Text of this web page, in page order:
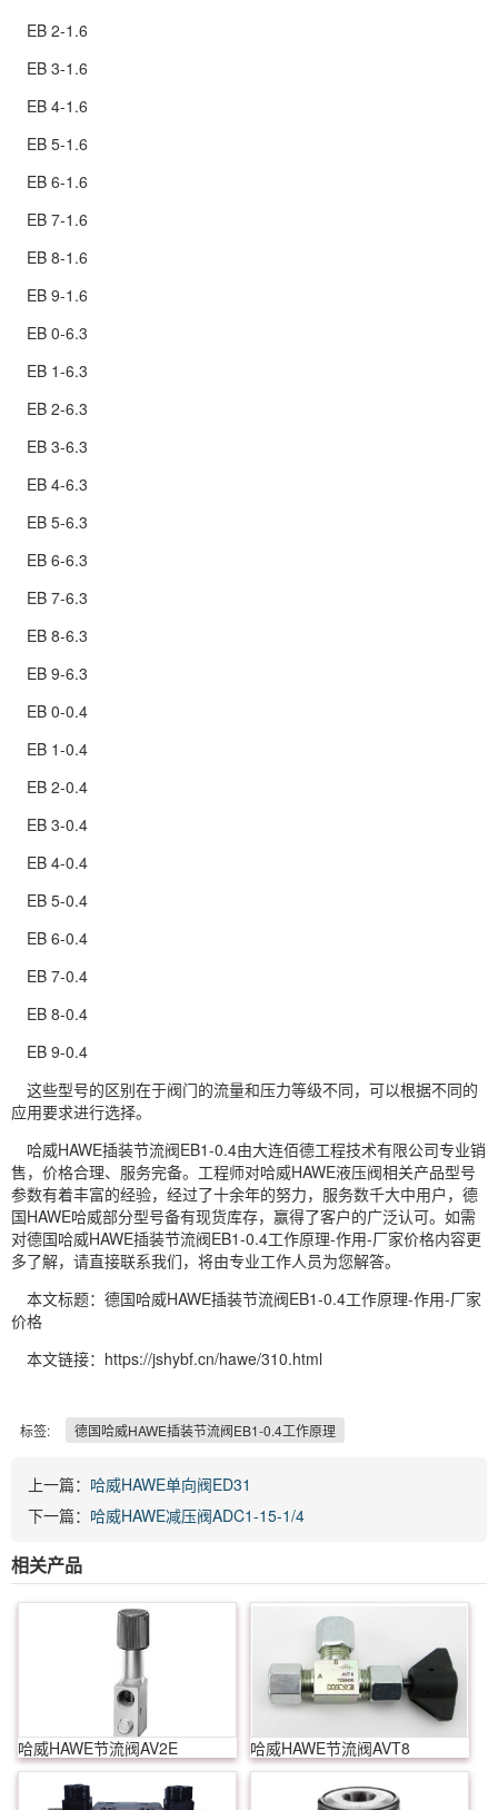
EB 2-1.6
EB 3-1.6
EB 4-1.6
EB 5-1.6
EB 6-1.6
EB 7-1.6
EB 8-1.6
EB 9-1.6
EB 0-6.3
EB 1-6.3
EB 2-6.3
EB 3-6.3
EB 4-6.3
EB 5-6.3
EB 6-6.3
EB 7-6.3
EB 8-6.3
EB 9-6.3
EB 0-0.4
EB 1-0.4
EB 2-0.4
EB 3-0.4
EB 4-0.4
EB 5-0.4
EB 6-0.4
EB 7-0.4
EB 8-0.4
EB 9-0.4
这些型号的区别在于阀门的流量和压力等级不同，可以根据不同的
应用要求进行选择。
哈威HAWE插装节流阀EB1-0.4由大连佰德工程技术有限公司专业销
售，价格合理、服务完备。工程师对哈威HAWE液压阀相关产品型号
参数有着丰富的经验，经过了十余年的努力，服务数千大中用户，德
国HAWE哈威部分型号备有现货库存，赢得了客户的广泛认可。如需
对德国哈威HAWE插装节流阀EB1-0.4工作原理-作用-厂家价格内容更
多了解，请直接联系我们，将由专业工作人员为您解答。
本文标题：德国哈威HAWE插装节流阀EB1-0.4工作原理-作用-厂家
价格
本文链接：https://jshybf.cn/hawe/310.html
标签: 德国哈威HAWE插装节流阀EB1-0.4工作原理
上一篇： 哈威HAWE单向阀ED31
下一篇： 哈威HAWE减压阀ADC1-15-1/4
相关产品
哈威HAWE节流阀AV2E 哈威HAWE节流阀AVT8